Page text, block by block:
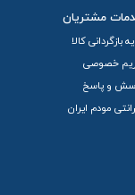
مشتریان
بازگردانی کالا
خصوصی
و پاسخ
مودم ایران